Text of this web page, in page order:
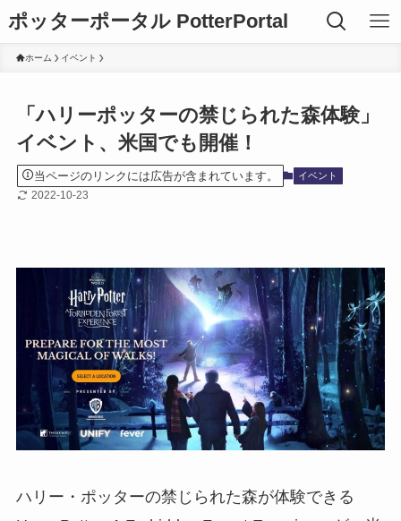
ポッターポータル PotterPortal
ホーム イベント
「ハリーポッターの禁じられた森体験」
イベント、米国でも開催！
当ページのリンクには広告が含まれています。 イベント
2022-10-23
ハリー・ポッターの禁じられた森が体験できる